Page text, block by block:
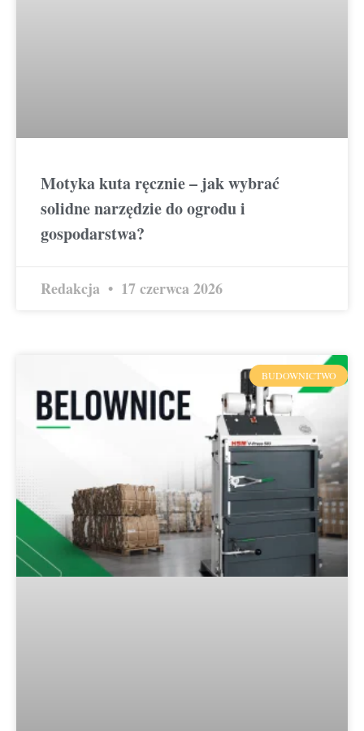
Motyka kuta ręcznie – jak wybrać
solidne narzędzie do ogrodu i
gospodarstwa?
Redakcja 17 czerwca 2026
BUDOWNICTWO